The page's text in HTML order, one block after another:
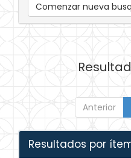
Comenzar nueva
Anterior
Resultados por